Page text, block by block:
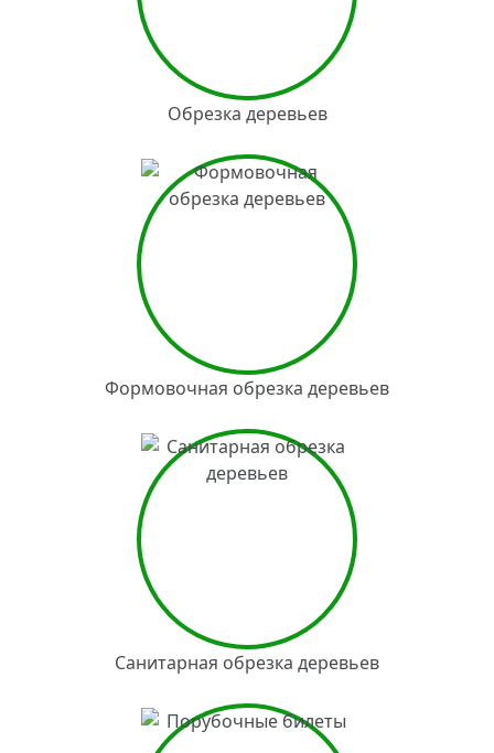
Обрезка деревьев
Формовочная обрезка деревьев
Санитарная обрезка деревьев